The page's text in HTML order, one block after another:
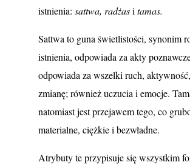
istnienia: sattwa, radżasi tamas.
Sattwa to guna świetlistości, synonim
istnienia, odpowiada za akty
odpowiada za wszelki ruch,
zmianę; również uczucia i emocje.
natomiast jest przejawem tego, co
materialne, ciężkie i bezwładne.
Atrybuty te przypisuje się wszystkim